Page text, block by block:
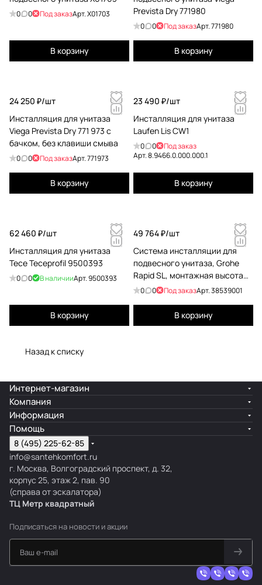
0 0 Под заказАрт.X01703
В корзину
Prevista Dry 771980
0 0 Под заказАрт.771980
В корзину
24 250 ₽/шт
Инсталляция для унитаза
Viega Prevista Dry 771 973 с
бачком, без клавиши смыва
0 0 Под заказАрт.771973
В корзину
23 490 ₽/шт
Инсталляция для унитаза
Laufen Lis CW1
0 0
Под заказ
Арт.8.9466.0.000.000.1
В корзину
62 460 ₽/шт
Инсталляция для унитаза
Tece Teceprofil 9500393
0 0 В наличииАрт.9500393
В корзину
49 764 ₽/шт
Система инсталляции для
подвесного унитаза, Grohe
Rapid SL, монтажная высота
1.13 м 38539001
0 0 Под заказАрт.38539001
В корзину
Назад к списку
Интернет-магазин
Компания
Информация
Помощь
8 (495) 225-62-85
info@santehkomfort.ru
г. Москва, Волгоградский проспект, д. 32,
корпус 25, этаж 2, пав. 90
(справа от эскалатора)
ТЦ Метр квадратный
Подписаться на новости и акции